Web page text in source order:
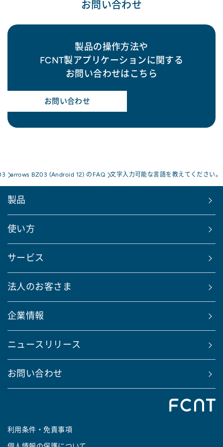
お問い合わせ
製品の操作方法や
FCNT製アプリケーションに関する
お問い合わせはこちら
お問い合わせ
arrows BZ03 (Android 12) のFAQ 文字入力可能な言語を教えてください。
製品
使い方
サービス
法人のお客さま
企業情報
ニュースリリース
お問い合わせ
利用条件・免責事項